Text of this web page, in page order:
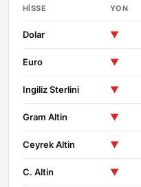
HISSE YON
Dolar ▼
Euro ▼
Ingiliz Sterlini ▼
Gram Altin ▼
Ceyrek Altin ▼
C. Altin ▼